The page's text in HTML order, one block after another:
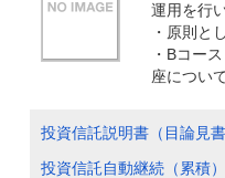
運用を行
・原則と
・Bコー
座につい
投資信託説明書（目論見書
投資信託自動継続（累積